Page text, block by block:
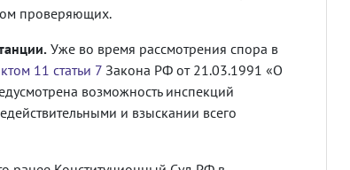
проверяющих.
Уже во время рассмотрения спора в
11 статьи 7 Закона РФ от 21.03.1991 «О
возможность инспекций
и взыскании всего